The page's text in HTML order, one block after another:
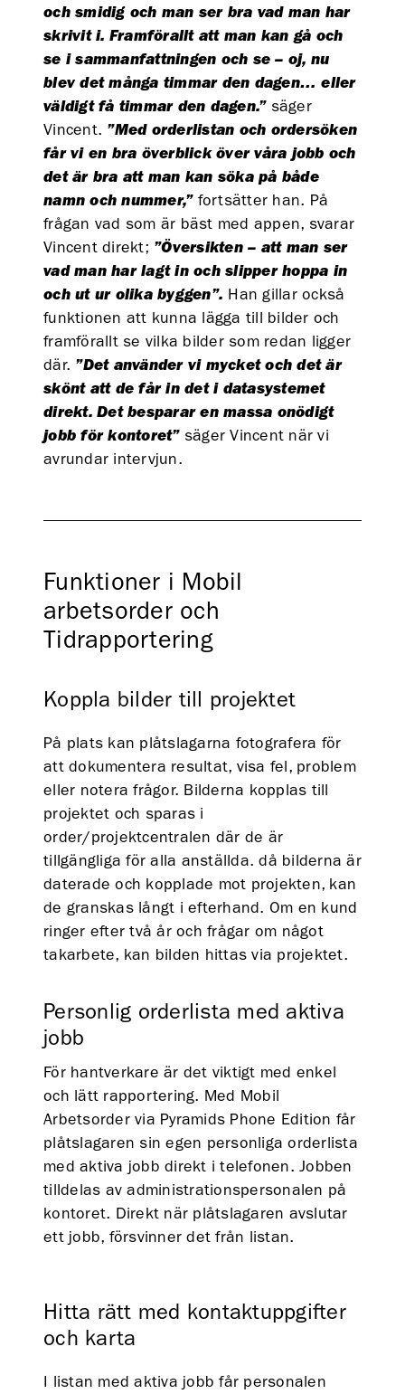
och smidig och man ser bra vad man har
skrivit i. Framförallt att man kan gå och
se i sammanfattningen och se – oj, nu
blev det många timmar den dagen… eller
väldigt få timmar den dagen.”säger
Vincent. ”Med orderlistan och ordersöken
får vi en bra överblick över våra jobb och
det är bra att man kan söka på både
namn och nummer,”fortsätter han. På
frågan vad som är bäst med appen, svarar
Vincent direkt; ”Översikten – att man ser
vad man har lagt in och slipper hoppa in
och ut ur olika byggen”. Han gillar också
funktionen att kunna lägga till bilder och
framförallt se vilka bilder som redan ligger
där. ”Det använder vi mycket och det är
skönt att de får in det i datasystemet
direkt. Det besparar en massa onödigt
jobb för kontoret”säger Vincent när vi
avrundar intervjun.
Funktioner i Mobil
arbetsorder och
Tidrapportering
Koppla bilder till projektet
På plats kan plåtslagarna fotografera för
att dokumentera resultat, visa fel, problem
eller notera frågor. Bilderna kopplas till
projektet och sparas i
order/projektcentralen där de är
tillgängliga för alla anställda. då bilderna är
daterade och kopplade mot projekten, kan
de granskas långt i efterhand. Om en kund
ringer efter två år och frågar om något
takarbete, kan bilden hittas via projektet.
Personlig orderlista med aktiva
jobb
För hantverkare är det viktigt med enkel
och lätt rapportering. Med Mobil
Arbetsorder via Pyramids Phone Edition får
plåtslagaren sin egen personliga orderlista
med aktiva jobb direkt i telefonen. Jobben
tilldelas av administrationspersonalen på
kontoret. Direkt när plåtslagaren avslutar
ett jobb, försvinner det från listan.
Hitta rätt med kontaktuppgifter
och karta
I listan med aktiva jobb får personalen